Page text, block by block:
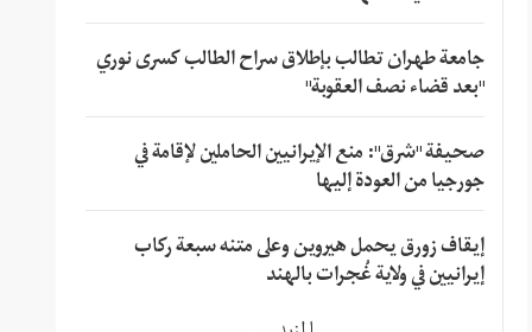
جامعة طهران تطالب بإطلاق سراح الطالب كسرى نوري
"بعد قضاء نصف العقوبة"
صحيفة "شرق": منع الإيرانيين الحاملين لإقامة في
جورجيا من العودة إليها
إيقاف زورق يحمل هيروين وعلى متنه سبعة ركاب
إيرانيين في ولاية غُجرات بالهند